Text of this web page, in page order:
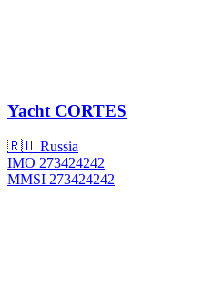
YachtCORTES
🇷🇺 Russia
IMO 273424242
MMSI 273424242